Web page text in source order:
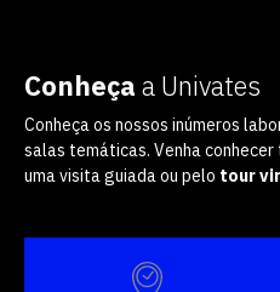
Conheça a Univates
Conheça os nossos inúmeros
salas temáticas. Venha
uma visita guiada ou pelo tour